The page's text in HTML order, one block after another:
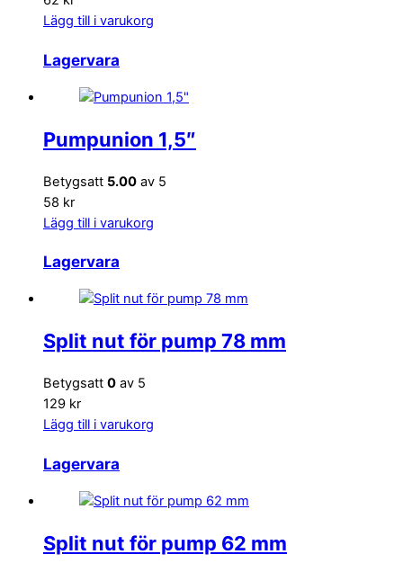
Lägg till i varukorg
Lagervara
Pumpunion 1,5″
Betygsatt 5.00 av 5
58 kr
Lägg till i varukorg
Lagervara
Split nut för pump 78 mm
Betygsatt 0 av 5
129 kr
Lägg till i varukorg
Lagervara
Split nut för pump 62 mm